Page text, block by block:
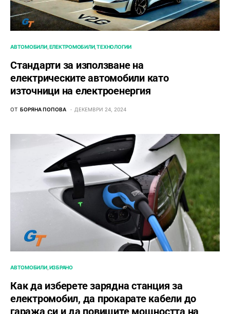
АВТОМОБИЛИ ЕЛЕКТРОМОБИЛИ ТЕХНОЛОГИИ
Стандарти за използване на
електрическите автомобили като
източници на електроенергия
ОТ БОРЯНА ПОПОВА ДЕКЕМВРИ 24, 2024
АВТОМОБИЛИ ИЗБРАНО
Как да изберете зарядна станция за
електромобил, да прокарате кабели до